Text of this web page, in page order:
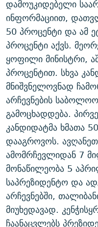
ᲓᲘᲚᲘᲡ ᲡᲐᲣᲑᲠᲔᲑᲘ
ᲛᲝᲚᲐᲞᲐᲠᲐᲙᲔ ᲢᲔᲥᲡᲢᲔᲑᲘ
ᲨᲘᲜ - ᲣᲪᲮᲝᲔᲗᲨᲘ
ᲚᲘᲢᲔᲠᲐᲢᲣᲠᲣᲚᲘ
ᲐᲛᲔᲠᲘᲙᲣᲚᲘ ᲛᲝᲗᲮᲠᲝᲑᲐ
ᲘᲛᲞᲔᲠᲘᲐ ᲓᲐ ᲠᲐᲓᲘᲝ
ᲓᲐᲛᲝᲣᲙᲘᲓᲔᲑᲚᲝᲑᲘᲡ
ᲩᲔᲛᲘ ᲡᲘᲙᲕᲓᲘᲚᲘᲡ
11 ᲬᲔᲚᲘ - 11 ᲐᲛᲑᲐᲕᲘ
ᲡᲐᲞᲐᲠᲚᲐᲛᲔᲜᲢᲝ
ᲑᲐᲕᲨᲕᲔᲑᲘ
5 ᲐᲛᲑᲐᲕᲘ - 20 ᲘᲕᲜᲘᲡᲡ
ᲐᲒᲕᲘᲡᲢᲝᲡ ᲝᲛᲘ
ПРИВЕТ ᲙᲣᲚᲢᲣᲠᲐ
ᲒᲐᲛᲝᲘᲬᲔᲠᲔ
რთე/რთ-ის ყველა
დამოუკიდებელი
ინფორმაციით,
50 პროცენტი და ამ
პროცენტი აქვს.
ყოფილი მინისტრი,
პროცენტით. სხვა
მნიშვნელოვნად
არჩევნების
გამოცხადდება.
კანდიდატმა ხმათა
დააგროვოს.
ამომრჩევლიდან 7
მონაწილეობა 5
საპრეზიდენტო და
არჩევნებში,
მიუხედავად.
ჩაანაცვლებს